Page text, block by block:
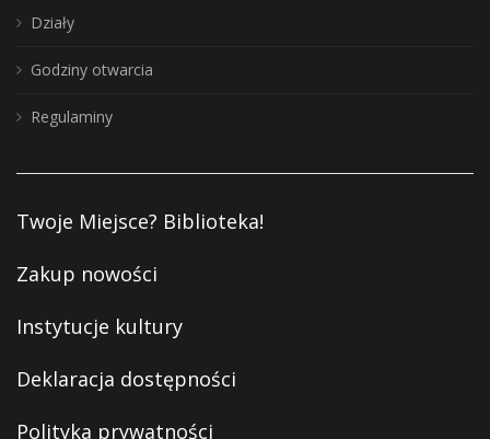
Działy
Godziny otwarcia
Regulaminy
Twoje Miejsce? Biblioteka!
Zakup nowości
Instytucje kultury
Deklaracja dostępności
Polityka prywatności